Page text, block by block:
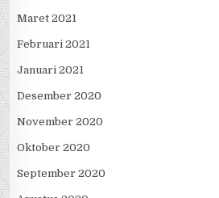
Maret 2021
Februari 2021
Januari 2021
Desember 2020
November 2020
Oktober 2020
September 2020